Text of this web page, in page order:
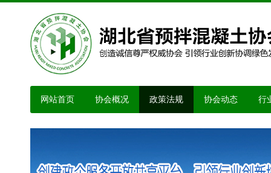
网站首页 协会概况 政策法规 协会动态 行